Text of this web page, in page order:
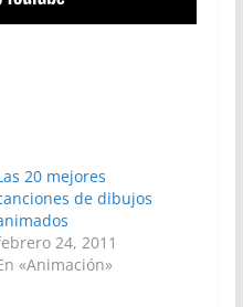
20 mejores
de dibujos
24, 2011
«Animación»